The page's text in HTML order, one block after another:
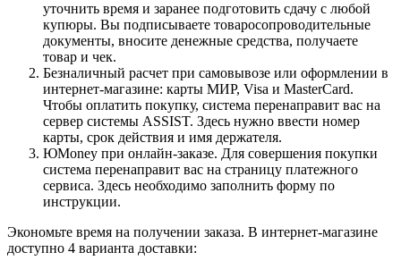
уточнить время и заранее подготовить сдачу с любой
купюры. Вы подписываете товаросопроводительные
документы, вносите денежные средства, получаете
товар и чек.
Безналичный расчет при самовывозе или оформлении в
интернет-магазине: карты МИР, Visa и MasterCard.
Чтобы оплатить покупку, система перенаправит вас на
сервер системы ASSIST. Здесь нужно ввести номер
карты, срок действия и имя держателя.
ЮMoney при онлайн-заказе. Для совершения покупки
система перенаправит вас на страницу платежного
сервиса. Здесь необходимо заполнить форму по
инструкции.
Экономьте время на получении заказа. В интернет-магазине
доступно 4 варианта доставки: